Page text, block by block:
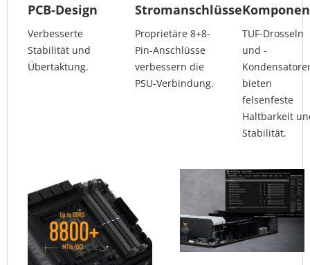
PCB-Design
Verbesserte
Stabilität und
Übertaktung.
Stromanschlüsse
Proprietäre 8+8-
Pin-Anschlüsse
verbessern die
PSU-Verbindung.
TUF-Drosseln
und -
bieten
felsenfeste
Haltbarkeit
Stabilität.